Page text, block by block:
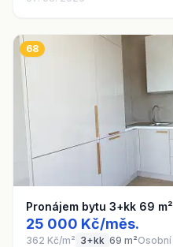
68
Pronájem bytu 3+kk 69 m²
25 000 Kč/měs.
362 Kč/m² 3+kk 69 m²Osobní